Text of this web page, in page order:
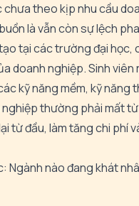
chưa theo kịp nhu cầu
là vẫn còn sự lệch
tại các trường đại học,
doanh nghiệp. Sinh
kỹ năng mềm, kỹ năng
thường phải mất từ
từ đầu, làm tăng chi phí
Ngành nào đang khát